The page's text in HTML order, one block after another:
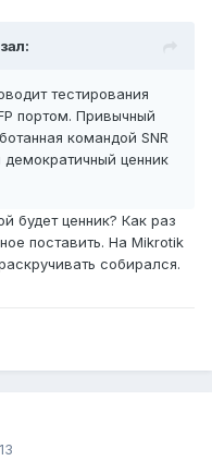
тестирования
портом. Привычный
командой SNR
ценник
будет ценник? Как раз
поставить. На Mikrotik
собирался.